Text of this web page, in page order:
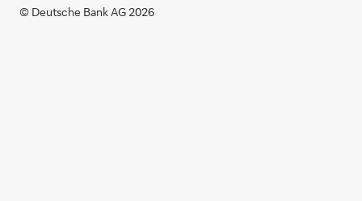
© Deutsche Bank AG 2026